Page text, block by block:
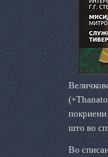
(+
што во
Во